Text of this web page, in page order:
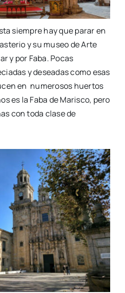
siempre hay que parar en
y su museo de Arte
y por Faba. Pocas
y deseadas como esas
en numerosos huertos
es la Faba de Marisco, pero
con toda clase de